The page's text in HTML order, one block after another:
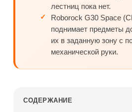
лестниц пока нет.
Roborock G30 Space
поднимает предметы
их в заданную зону с
механической руки.
СОДЕРЖАНИЕ